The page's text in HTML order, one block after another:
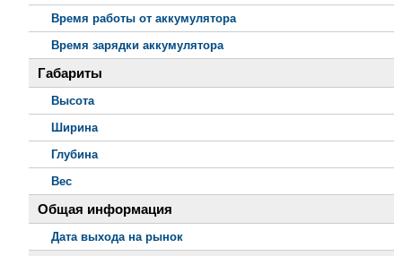
Время работы от аккумулятора
Время зарядки аккумулятора
Габариты
Высота
Ширина
Глубина
Вес
Общая информация
Дата выхода на рынок